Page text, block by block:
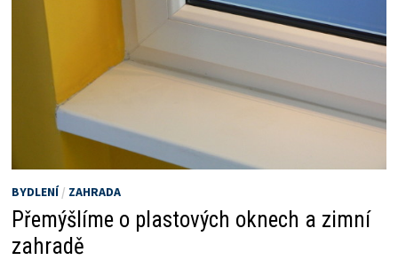
BYDLENÍ/ ZAHRADA
Přemýšlíme o plastových oknech a zimní
zahradě